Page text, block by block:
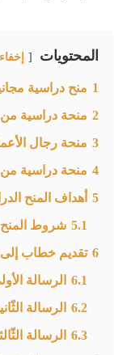
المحتويات إخفاء
1 منح دراسية
2 منحة دراسية
3 منحة رجال
4 منحة دراسية
5 أهداف المنح
5.1 شروط المنح
6 تقديم خطاب إلى
6.1
الرسالة
6.2
الرسالة
6.3
الرسالة